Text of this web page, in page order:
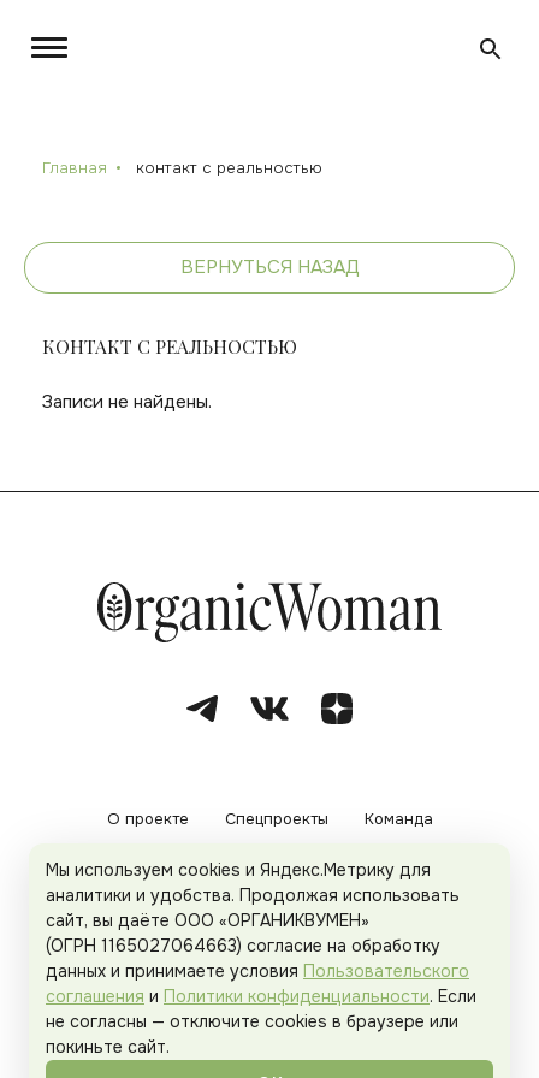
Главная контакт с реальностью
ВЕРНУТЬСЯ НАЗАД
КОНТАКТ С РЕАЛЬНОСТЬЮ
Записи не найдены.
О проекте Спецпроекты Команда
Рекламодателям Политика конфиденциальности
Пользовательское соглашение
Organicwoman.ru . Все права защищены.
Мы используем cookies и Яндекс.Метрику для
аналитики и удобства. Продолжая использовать
сайт, вы даёте ООО «ОРГАНИКВУМЕН»
(ОГРН 1165027064663) согласие на обработку
данных и принимаете условия Пользовательского
соглашения и Политики конфиденциальности. Если
не согласны — отключите cookies в браузере или
покиньте сайт.